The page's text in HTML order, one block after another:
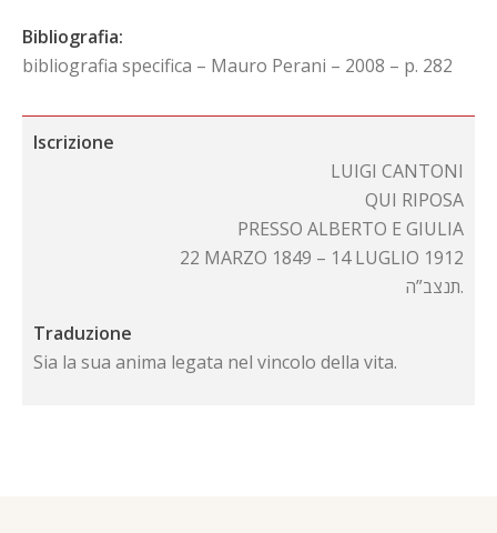
Bibliografia:
bibliografia specifica – Mauro Perani – 2008 – p. 282
Iscrizione
LUIGI CANTONI
QUI RIPOSA
PRESSO ALBERTO E GIULIA
22 MARZO 1849 – 14 LUGLIO 1912
תנצב”ה.
Traduzione
Sia la sua anima legata nel vincolo della vita.